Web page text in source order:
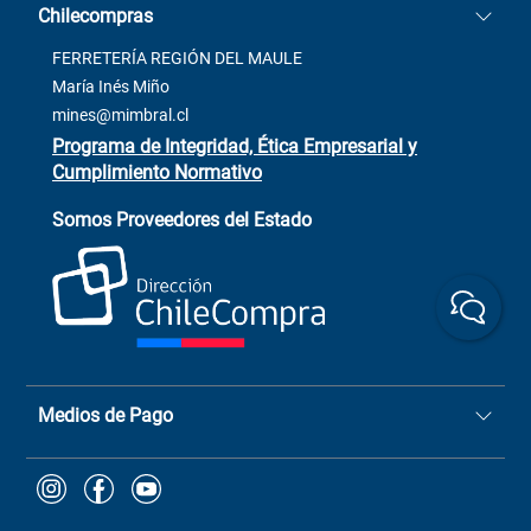
Términos y condiciones
Contacto
Venta Terreno
Trabaja con Nosotros
+(73) 256
ChileCompras
+56 9 9888 9549
2137 San Javier, Fono (73)
Chilecompras
FERRETERÍA REGIÓN DEL MAULE
María Inés Miño
mines@mimbral.cl
Programa de Integridad, Ética Empresarial y
Cumplimiento Normativo
Somos Proveedores del Estado
Medios de Pago